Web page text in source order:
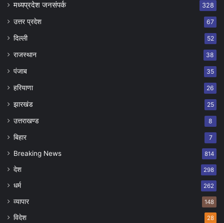
मध्यप्रदेश जनसंपर्क 328
उत्तर प्रदेश 67
दिल्ली 52
राजस्थान 38
पंजाब 35
हरियाणा 26
झारखंड 25
उत्तराखण्ड 8
बिहार 7
Breaking News 814
देश 298
धर्म 262
व्यापार 148
विदेश 28